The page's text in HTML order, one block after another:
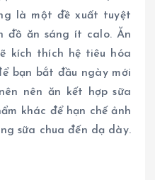
là một đề xuất tuyệt
đồ ăn sáng ít calo. Ăn
kích thích hệ tiêu hóa
bạn bắt đầu ngày mới
nên ăn kết hợp sữa
khác để hạn chế ảnh
sữa chua đến dạ dày.